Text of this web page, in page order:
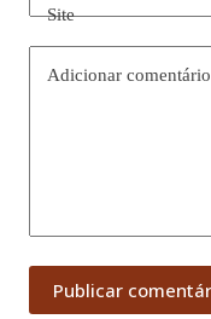
Site
Adicionar comentário
Publicar